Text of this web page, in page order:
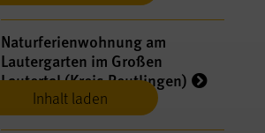
Inhalt laden
Naturferienwohnung am
Lautergarten im Großen
Lautertal (Kreis Reutlingen)
Hayingen